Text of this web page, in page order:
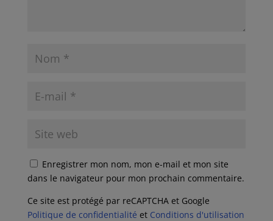
Enregistrer mon nom, mon e-mail et mon site
dans le navigateur pour mon prochain commentaire.
Ce site est protégé par reCAPTCHA et Google
Politique de confidentialité et Conditions d'utilisation